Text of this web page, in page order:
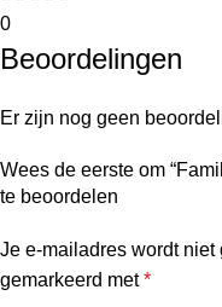
0
Beoordelingen
Er zijn nog geen
Wees de eerste om
te beoordelen
Je e-mailadres wordt niet
gemarkeerd met*